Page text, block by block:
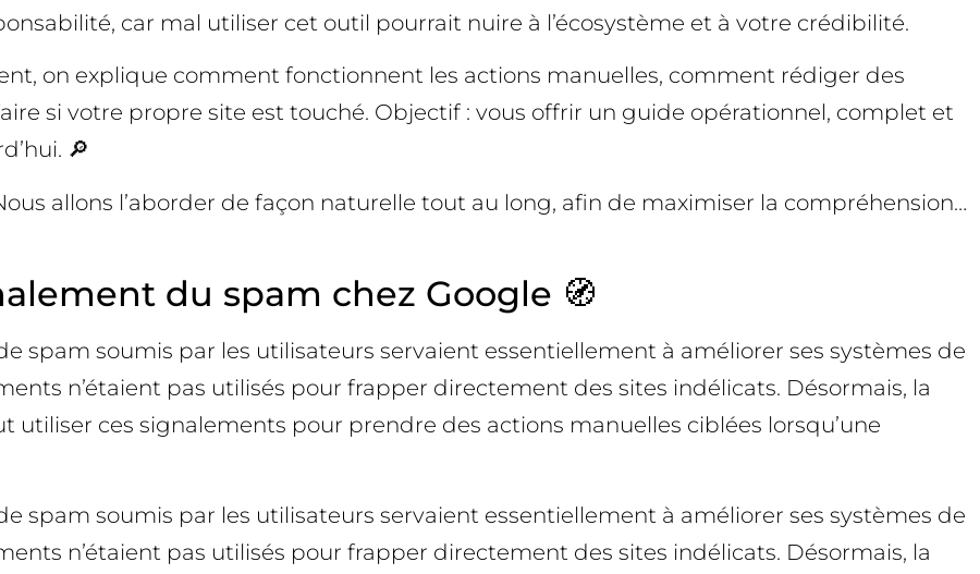
car mal utiliser cet outil pourrait nuire à l’écosystème et à votre crédibilité.
on explique comment fonctionnent les actions manuelles, comment rédiger des
si votre propre site est touché. Objectif : vous offrir un guide opérationnel, complet et
🔎
allons l’aborder de façon naturelle tout au long, afin de maximiser la compréhension…
du spam chez Google 🧭
spam soumis par les utilisateurs servaient essentiellement à améliorer ses systèmes de
n’étaient pas utilisés pour frapper directement des sites indélicats. Désormais, la
utiliser ces signalements pour prendre des actions manuelles ciblées lorsqu’une
spam soumis par les utilisateurs servaient essentiellement à améliorer ses systèmes de
n’étaient pas utilisés pour frapper directement des sites indélicats. Désormais, la